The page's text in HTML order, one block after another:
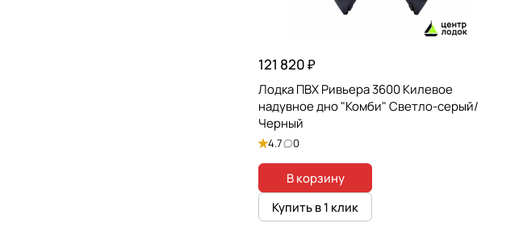
121 820 ₽
Лодка ПВХ Ривьера 3600 Килевое
надувное дно "Комби" Светло-серый/
Черный
4.7 0
В корзину
Купить в 1 клик